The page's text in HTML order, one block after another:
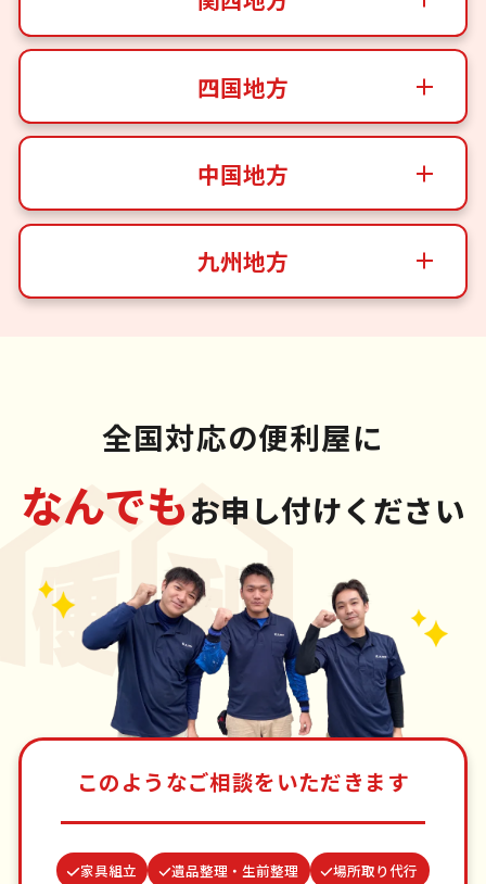
四国地方
中国地方
九州地方
全国対応の便利屋に
なんでもお申し付けください
このようなご相談をいただきます
家具組立 遺品整理・生前整理
場所取り代行